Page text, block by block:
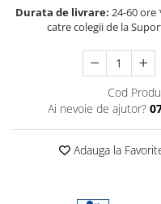
Durata de livrare: 24-60
catre colegii de la
Cod
Ai nevoie de ajutor?
Adauga la